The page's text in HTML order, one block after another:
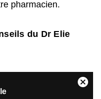
pharmacien.
du Dr Elie
Close